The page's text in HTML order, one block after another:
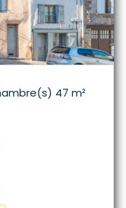
Appartement 2 pièce(s) 1 chambre(s) 47 m²